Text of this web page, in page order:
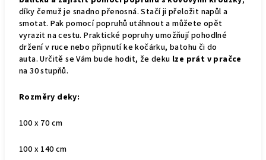
díky čemuž je snadno přenosná. Stačí ji přeložit napůl a
smotat. Pak pomocí popruhů utáhnout a můžete opět
vyrazit na cestu. Praktické popruhy umožňují pohodlné
držení v ruce nebo připnutí ke kočárku, batohu či do
auta.Určitě se Vám bude hodit, že deku lze prát v pračce
na 30 stupňů.
Rozměry deky:
100 x 70 cm
100 x 140 cm